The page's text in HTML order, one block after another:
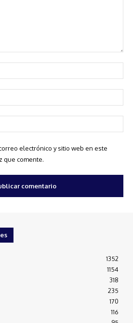
electrónico y sitio web en este
que comente.
1352
1154
318
235
170
116